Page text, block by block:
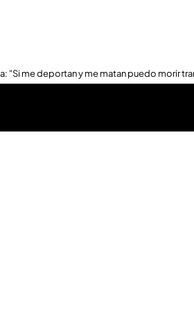
"Si me deportan y me matan puedo morir